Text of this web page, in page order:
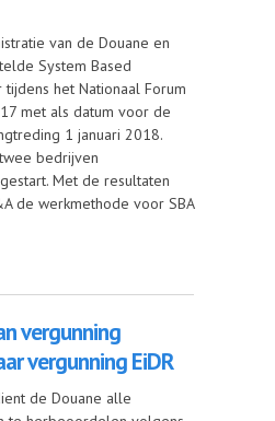
van de Douane en
System Based
tijdens het Nationaal Forum
met als datum voor de
1 januari 2018.
bedrijven
Met de resultaten
de werkmethode voor SBA
vergunning
vergunning EiDR
de Douane alle